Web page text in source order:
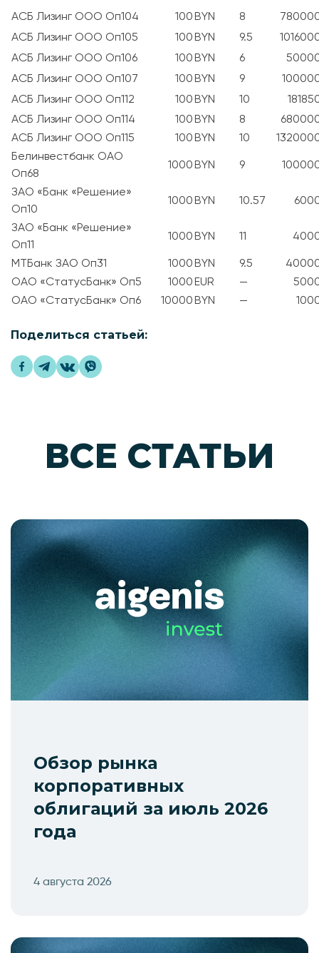
АСБ Лизинг ООО Оп104
100BYN 8
АСБ Лизинг ООО Оп105
100BYN 9.5
АСБ Лизинг ООО Оп106
100BYN 6
АСБ Лизинг ООО Оп107
100BYN 9
АСБ Лизинг ООО Оп112
100BYN 10
АСБ Лизинг ООО Оп114
100BYN 8
АСБ Лизинг ООО Оп115
100BYN 10
Белинвестбанк ОАО
Оп68
1000BYN 9
ЗАО «Банк «Решение»
Оп10
1000BYN 10.57
ЗАО «Банк «Решение»
Оп11
1000BYN 11
МТБанк ЗАО Оп31
1000BYN 9.5
ОАО «СтатусБанк» Оп5
1000EUR —
ОАО «СтатусБанк» Оп6
10000BYN —
Поделиться статьей:
ВСЕ СТАТЬИ
Обзор рынка
корпоративных
облигаций за июль 2026
года
4 августа 2026